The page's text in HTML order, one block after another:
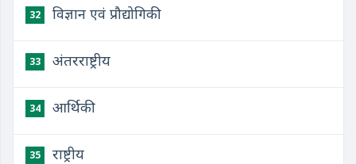
32 विज्ञान एवं प्रौद्योगिकी
33 अंतरराष्ट्रीय
34 आर्थिकी
35 राष्ट्रीय